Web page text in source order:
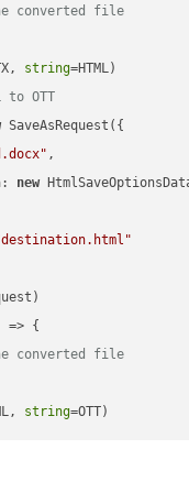
converted file
string
to OTT
SaveAsRequest({
,
: new
=> {
converted file
string=OTT)